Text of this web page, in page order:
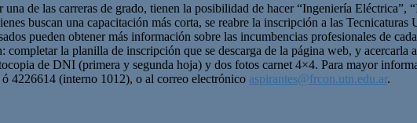
una de las carreras de grado, tienen la posibilidad de hacer “Ingeniería
buscan una capacitación más corta, se reabre la inscripción a las
pueden obtener más información sobre las incumbencias profesionales de
completar la planilla de inscripción que se descarga de la página web, y
de DNI (primera y segunda hoja) y dos fotos carnet 4×4. Para mayor
4226614 (interno 1012), o al correo electrónico aspirantes@frcon.utn.edu.ar.